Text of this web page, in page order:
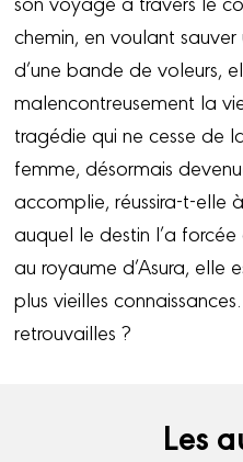
chemin, en voulant
d’une bande de voleurs,
malencontreusement la
tragédie qui ne cesse de
femme, désormais
accomplie, réussira-t-elle
auquel le destin l’a
au royaume d’Asura, elle
plus vieilles
retrouvailles ?
Les